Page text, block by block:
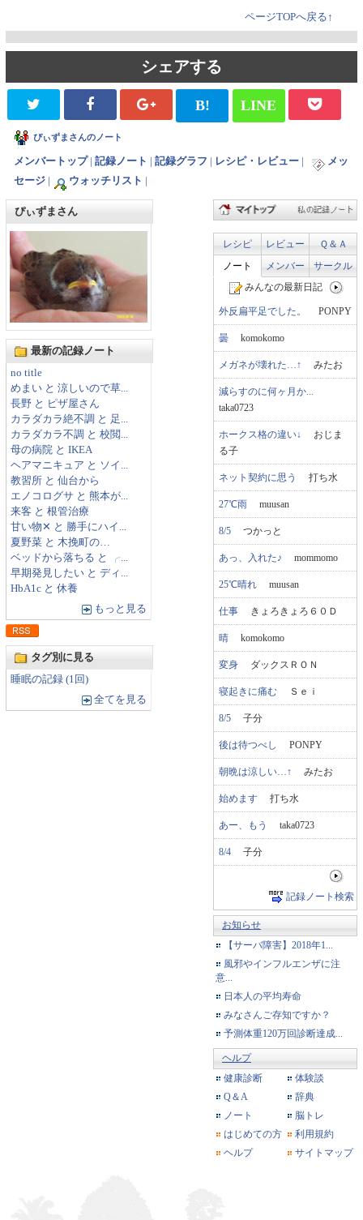
ページTOPへ戻る↑
シェアする
B! LINE
ぴぃずまさんのノート
メンバートップ| 記録ノート 記録グラフ レシピ・レビュー
メッ
セージ
ウォッチリスト
ぴぃずまさん
最新の記録ノート
no title
めまい と 涼しいので草...
長野 と ピザ屋さん
カラダカラ絶不調 と 足...
カラダカラ不調 と 校閲...
母の病院 と IKEA
ヘアマニキュア と ソイ...
教習所 と 仙台から
エノコログサ と 熊本が...
来客 と 根管治療
甘い物✕ と 勝手にハイ...
夏野菜 と 木挽町の…
ベッドから落ちる と ╭...
早期発見したい と ディ...
HbA1c と 休養
もっと見る
タグ別に見る
睡眠の記録 (1回)
全てを見る
レシピ レビュー
Ｑ＆Ａ
ノート
メンバー
サークル
みんなの最新日記
外反扁平足でした。 PONPY
曇 komokomo
メガネが壊れた…↑ みたお
減らすのに何ヶ月か...
taka0723
ホークス格の違い↓ おじま
る子
ネット契約に思う 打ち水
27℃雨 muusan
8/5 つかっと
あっ、入れた♪ mommomo
25℃晴れ muusan
仕事 きょろきょろ６０Ｄ
晴 komokomo
変身 ダックスＲＯＮ
寝起きに痛む Ｓｅｉ
8/5 子分
後は待つべし PONPY
朝晩は涼しい…↑ みたお
始めます 打ち水
あー、もう taka0723
8/4 子分
記録ノート検索
お知らせ
【サーバ障害】2018年1...
風邪やインフルエンザに注
意...
日本人の平均寿命
みなさんご存知ですか？
予測体重120万回診断達成...
ヘルプ
健康診断
体験談
Q＆A
辞典
ノート
脳トレ
はじめての方
利用規約
ヘルプ
サイトマップ